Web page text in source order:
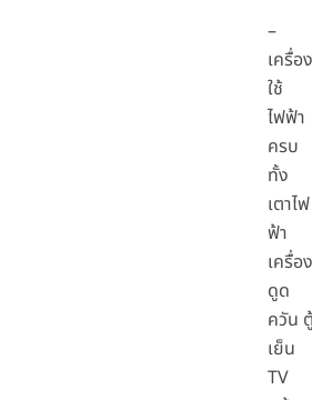
–
เครื่อง
ใช้
ไฟฟ้า
ครบ
ทั้ง
เตาไฟ
ฟ้า
เครื่อง
ดูด
ควัน ตู้
เย็น
TV